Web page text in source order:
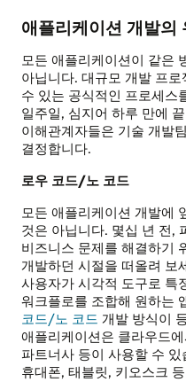
애플리케이션 개발의
모든 애플리케이션이 같은
아닙니다. 대규모 개발 프
수 있는 공식적인 프로세스
일주일, 심지어 하루 만에
이해관계자들은 기술 개발
결정합니다.
로우 코드/노 코드
모든 애플리케이션 개발에
것은 아닙니다. 몇십 년 전,
비즈니스 문제를 해결하기
개발하던 시절을 떠올려 보
사용자가 시각적 도구로 특
워크플로를 조합해 원하는
코드/노 코드 개발 방식이
애플리케이션은 클라우드
파트너사 등이 사용할 수
휴대폰, 태블릿, 키오스크